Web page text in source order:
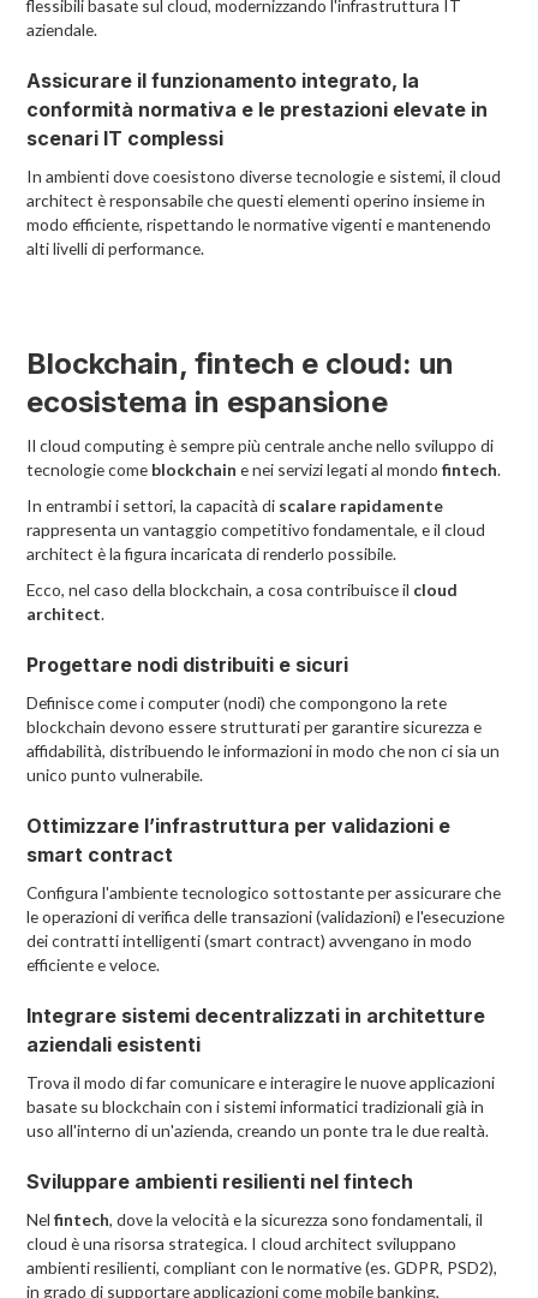
flessibili basate sul cloud, modernizzando l'infrastruttura IT
aziendale.
Assicurare il funzionamento integrato, la
conformità normativa e le prestazioni elevate in
scenari IT complessi
In ambienti dove coesistono diverse tecnologie e sistemi, il cloud
architect è responsabile che questi elementi operino insieme in
modo efficiente, rispettando le normative vigenti e mantenendo
alti livelli di performance.
Blockchain, fintech e cloud: un
ecosistema in espansione
Il cloud computing è sempre più centrale anche nello sviluppo di
tecnologie come blockchain e nei servizi legati al mondofintech.
In entrambi i settori, la capacità di scalare rapidamente
rappresenta un vantaggio competitivo fondamentale, e il cloud
architect è la figura incaricata di renderlo possibile.
Ecco, nel caso della blockchain, a cosa contribuisce il cloud
architect.
Progettare nodi distribuiti e sicuri
Definisce come i computer (nodi) che compongono la rete
blockchain devono essere strutturati per garantire sicurezza e
affidabilità, distribuendo le informazioni in modo che non ci sia un
unico punto vulnerabile.
Ottimizzare l’infrastruttura per validazioni e
smart contract
Configura l'ambiente tecnologico sottostante per assicurare che
le operazioni di verifica delle transazioni (validazioni) e l'esecuzione
dei contratti intelligenti (smart contract) avvengano in modo
efficiente e veloce.
Integrare sistemi decentralizzati in architetture
aziendali esistenti
Trova il modo di far comunicare e interagire le nuove applicazioni
basate su blockchain con i sistemi informatici tradizionali già in
uso all'interno di un'azienda, creando un ponte tra le due realtà.
Sviluppare ambienti resilienti nel fintech
Nelfintech, dove la velocità e la sicurezza sono fondamentali, il
cloud è una risorsa strategica. I cloud architect sviluppano
ambienti resilienti, compliant con le normative (es. GDPR, PSD2),
in grado di supportare applicazioni come mobile banking,